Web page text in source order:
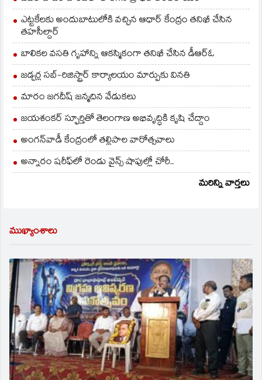
ఎట్టకేలకు అందుబాటులోకి వచ్చిన ఆధార్ కేంద్రం తనిఖీ చేసిన
తహసీల్దార్
బాలికల వసతి గృహాన్ని ఆకస్మికంగా తనిఖీ చేసిన డీఆర్ఓ
జడ్చర్ల సబ్-రిజిస్ట్రార్ కార్యాలయం మార్పుకు వినతి
మారం జగదీష్ జన్మదిన వేడుకలు
జయశంకర్ స్ఫూర్తితో తెలంగాణ అభివృద్ధికి కృషి చేద్దాం
అంగన్‌వాడీ కేంద్రంలో తల్లిపాల వారోత్సవాలు
అన్నారం షరీఫ్‌లో రెండు వైన్స్ షాపుల్లో చోరీ..
మరిన్ని వార్తలు
ముఖ్యాంశాలు